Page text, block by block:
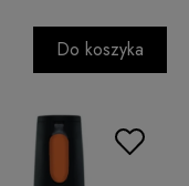
Do koszyka